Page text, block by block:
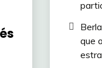
que